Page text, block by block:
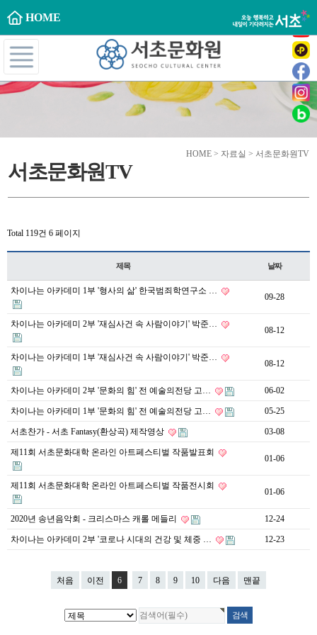
HOME
HOME > 자료실 > 서초문화원TV
서초문화원TV
Total 119건 6 페이지
제목 날짜
차이나는 아카데미 1부 '형사의 삶' 한국범죄학연구소 …
09-28
차이나는 아카데미 2부 '재심사건 속 사람이야기' 박준…
08-12
차이나는 아카데미 1부 '재심사건 속 사람이야기' 박준…
08-12
차이나는 아카데미 2부 '문화의 힘' 전 예술의전당 고… 06-02
차이나는 아카데미 1부 '문화의 힘' 전 예술의전당 고… 05-25
서초찬가 - 서초 Fantasy(환상곡) 제작영상 03-08
제11회 서초문화대학 온라인 아트페스티벌 작품발표회
01-06
제11회 서초문화대학 온라인 아트페스티벌 작품전시회
01-06
2020년 송년음악회 - 크리스마스 캐롤 메들리 12-24
차이나는 아카데미 2부 '코로나 시대의 건강 및 체중 … 12-23
처음 이전 6 7 8 9 10 다음 맨끝